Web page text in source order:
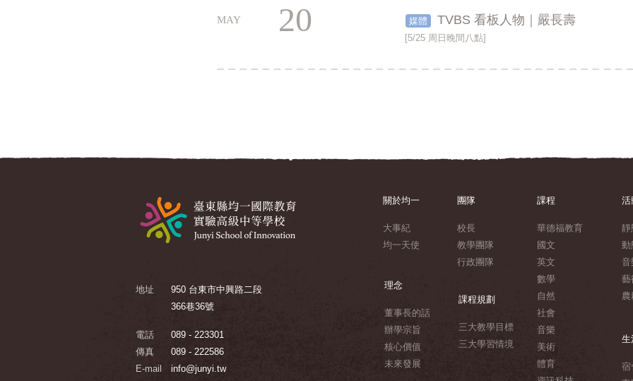
MAY 20 媒體 TVBS 看板人物｜嚴長壽
[5/25 周日晚間八點]
地址
950 台東市中興路二段
366巷36號
電話
089 - 223301
傳真
089 - 222586
E-mail
info@junyi.tw
關於均一
大事紀
均一天使
理念
董事長的話
辦學宗旨
核心價值
未來發展
團隊
校長
教學團隊
行政團隊
課程規劃
三大教學目標
三大學習情境
課程
華德福教育
國文
英文
數學
自然
社會
音樂
美術
體育
活
靜
動
音
藝
農
生
宿